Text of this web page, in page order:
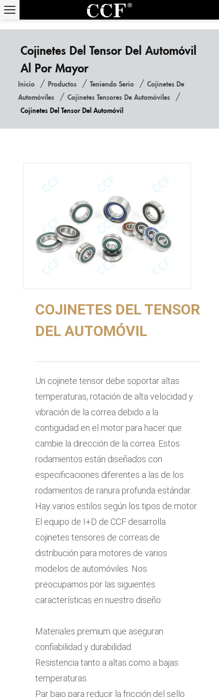
Cojinetes Del Tensor Del Automóvil
Al Por Mayor
Inicio /Productos /Teniendo Serio /Cojinetes De
Automóviles
/Cojinetes Tensores De Automóviles /
Cojinetes Del Tensor Del Automóvil
COJINETES DEL TENSOR
DEL AUTOMÓVIL
Un cojinete tensor debe soportar altas
temperaturas, rotación de alta velocidad y
vibración de la correa debido a la
contigüidad en el motor para hacer que
cambie la dirección de la correa. Estos
rodamientos están diseñados con
especificaciones diferentes a las de los
rodamientos de ranura profunda estándar.
Hay varios estilos según los tipos de motor.
El equipo de I+D de CCF desarrolla
cojinetes tensores de correas de
distribución para motores de varios
modelos de automóviles. Nos
preocupamos por las siguientes
características en nuestro diseño:
Materiales premium que aseguran
confiabilidad y durabilidad.
Resistencia tanto a altas como a bajas
temperaturas.
Par bajo para reducir la fricción del sello.